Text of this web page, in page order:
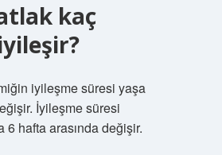
kaç
iyileşme süresi yaşa
İyileşme süresi
hafta arasında değişir.